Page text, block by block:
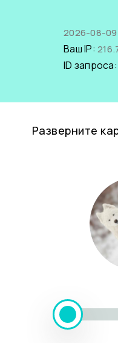
2026-08-09
Ваш IP:
ID запроса:
Разверните